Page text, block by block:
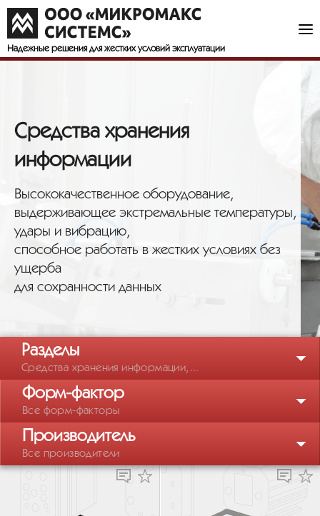
Надежные решения для жестких условий эксплуатации
Средства хранения
информации
Высококачественное оборудование,
выдерживающее экстремальные температуры,
удары и вибрацию,
способное работать в жестких условиях без
ущерба
для сохранности данных
Разделы
Средства хранения информации,...
Форм-фактор
Все форм-факторы
Производитель
Все производители